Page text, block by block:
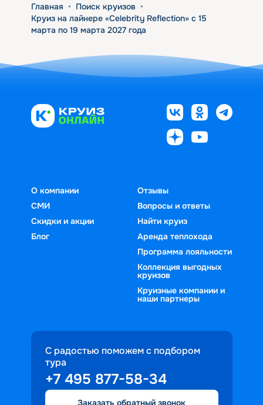
Главная • Поиск круизов •
Круиз на лайнере «Celebrity Reflection» с 15
марта по 19 марта 2027 года
О компании
СМИ
Скидки и акции
Блог
Отзывы
Вопросы и ответы
Найти круиз
Аренда теплохода
Программа лояльности
Коллекция выгодных
круизов
Круизные компании и
наши партнеры
С радостью поможем с подбором
тура
+7 495 877-58-34
Заказать обратный звонок